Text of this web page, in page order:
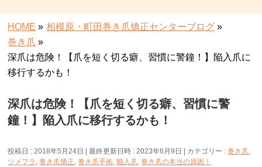
HOME » 相模原・町田巻き爪矯正センターブログ »
巻き爪 »
深爪は危険！【爪を短く切る癖、習慣に警鐘！】陥入爪に
移行するかも！
深爪は危険！【爪を短く切る癖、習慣に警
鐘！】陥入爪に移行するかも！
投稿日 : 2018年5月24日 最終更新日時 : 2023年6月9日 カテゴリー :巻き爪,
ツメフラ ,巻き爪矯正,巻き爪手術, 陥入爪,巻き爪の本当の原因！